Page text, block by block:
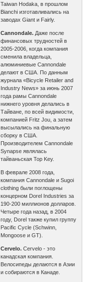
Taiwan Hodaka, в прошлом
Bianchi изготавливались на
заводах Giant и Fairly.
Cannondale. Даже после
финансовых трудностей в
2005-2006, когда компания
сменила владельца,
алюминиевые Cannondale
делают в США. По данным
журнала «Bicycle Retailer and
Industry News» за июнь 2007
года рамы Cannondale
нижнего уровня делались в
Тайване, по всей видимости,
компанией Fritz Jou, а затем
высылались на финальную
сборку в США.
Производителем Cannondale
Synapse являлась
тайваньская Top Key.
В феврале 2008 года,
компания Cannondale и Sugoi
clothing были поглощены
концерном Dorel Industries за
190-200 миллионов долларов.
Четыре года назад, в 2004
году, Dorel также купил группу
Pacific Cycle (Schwinn,
Mongoose и GT).
Cervelo. Cervelo - это
канадская компания.
Велосипеды делаются в Азии
и собираются в Канаде.